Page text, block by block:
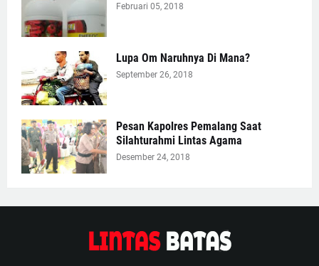
Februari 05, 2018
Lupa Om Naruhnya Di Mana?
September 26, 2018
Pesan Kapolres Pemalang Saat
Silahturahmi Lintas Agama
Desember 24, 2018